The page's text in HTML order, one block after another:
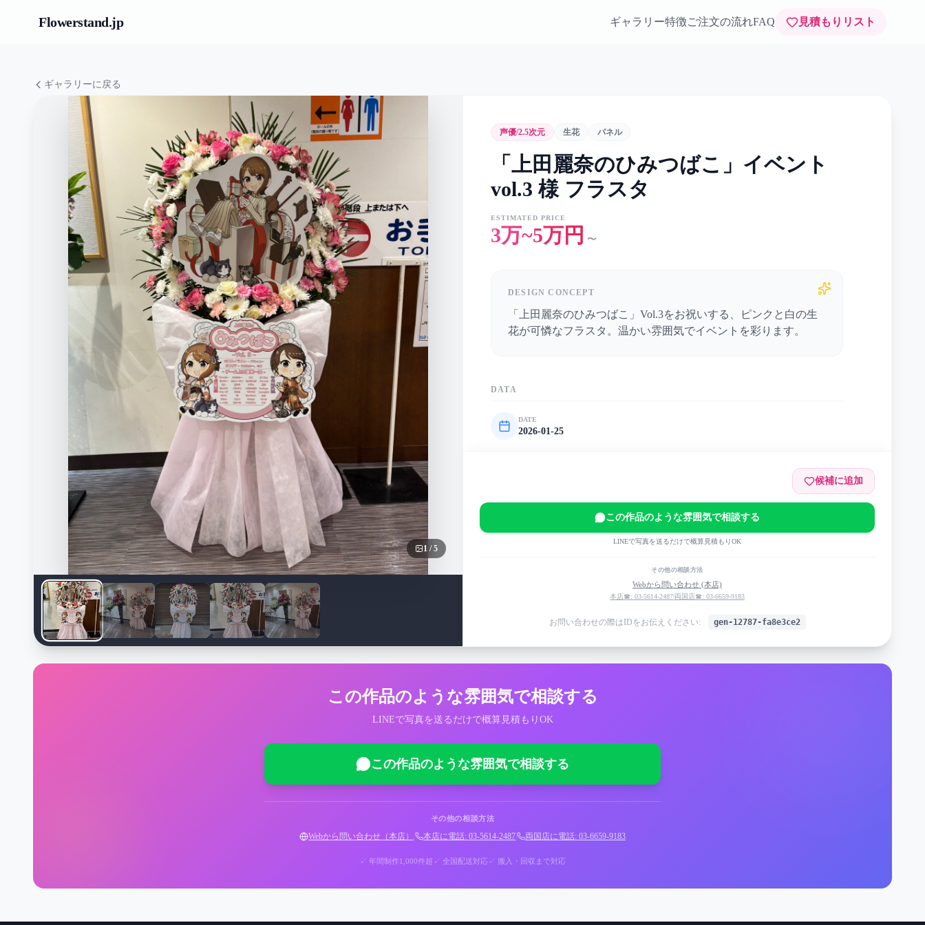
Flowerstand.jp ギャラリー特徴ご注文の流れFAQ 見積もりリスト
ギャラリーに戻る
1 /5
声優/2.5次元 生花 パネル
「上田麗奈のひみつばこ」イベント
vol.3 様 フラスタ
ESTIMATED PRICE
3万~5万円 〜
DESIGN CONCEPT
「上田麗奈のひみつばこ」Vol.3をお祝いする、ピンクと白の生
花が可憐なフラスタ。温かい雰囲気でイベントを彩ります。
DATA
DATE
2026-01-25
MAIN COLOR
候補に追加
この作品のような雰囲気で相談する
LINEで写真を送るだけで概算見積もりOK
その他の相談方法
Webから問い合わせ (本店)
本店☎: 03-5614-2487|両国店☎: 03-6659-9183
お問い合わせの際はIDをお伝えください: gen-12787-fa8e3ce2
この作品のような雰囲気で相談する
LINEで写真を送るだけで概算見積もりOK
この作品のような雰囲気で相談する
その他の相談方法
Webから問い合わせ（本店） 本店に電話: 03-5614-2487 両国店に電話: 03-6659-9183
✓ 年間制作1,000件超 ✓ 全国配送対応✓ 搬入・回収まで対応